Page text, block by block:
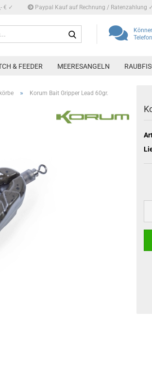
€ ✓ Paypal Kauf auf Rechnung / Ratenzahlung ✓
& FEEDER MEERESANGELN
» Korum Bait Gripper Lead 60gr.